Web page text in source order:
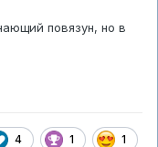
повязун, но в
4 1 1